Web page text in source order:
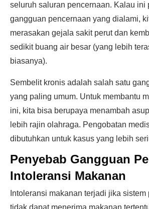
seluruh saluran pencernaan. Kalau ini
gangguan pencernaan yang dialami,
merasakan gejala sakit perut dan
sedikit buang air besar (yang lebih
biasanya).
Sembelit kronis adalah salah satu
yang paling umum. Untuk membantu
ini, kita bisa berupaya menambah
lebih rajin olahraga. Pengobatan
dibutuhkan untuk kasus yang lebih
Penyebab Gangguan
Intoleransi Makanan
Intoleransi makanan terjadi jika sistem
tidak dapat menerima makanan